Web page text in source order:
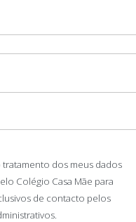
dos meus dados
Colégio Casa Mãe para
de contacto pelos